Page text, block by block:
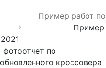
Пример работ по
Пример
фотоотчет по
кроссовера